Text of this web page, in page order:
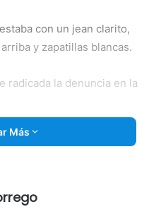
con un jean clarito,
y zapatillas blancas.
radicada la denuncia en la
se pueden
Más